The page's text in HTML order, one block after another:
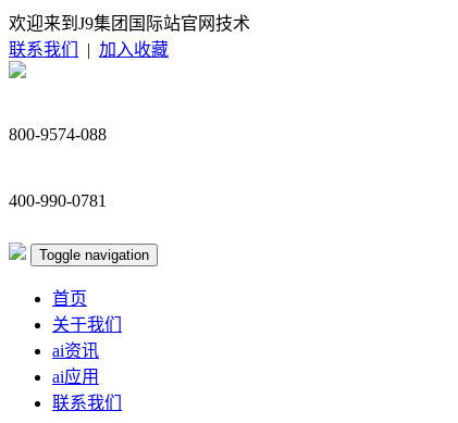
欢迎来到J9集团国际站官网技术
联系我们
| 加入收藏
800-9574-088
400-990-0781
Toggle navigation
首页
关于我们
ai资讯
ai应用
联系我们